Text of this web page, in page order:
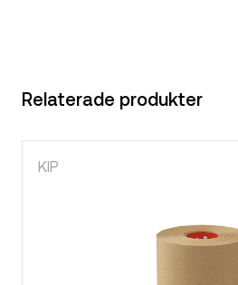
Relaterade produkter
KIP